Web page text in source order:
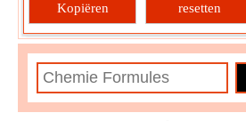
Kopiëren resetten